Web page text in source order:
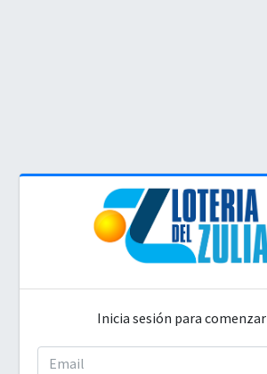
Inicia sesión para comenzar